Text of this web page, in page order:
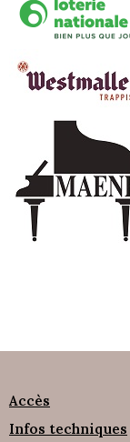
Accès
Infos techniques